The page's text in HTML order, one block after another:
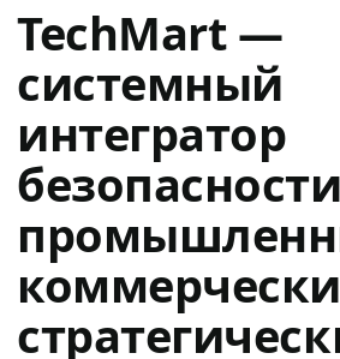
TechMart —
системный
интегратор